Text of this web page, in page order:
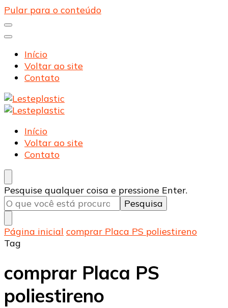
Pular para o conteúdo
Início
Voltar ao site
Contato
Lesteplastic
Blog – Lesteplastic
Lesteplastic
Blog – Lesteplastic
Início
Voltar ao site
Contato
Procurando
algo?
Pesquise qualquer coisa e pressione Enter.
Página inicial comprar Placa PS poliestireno
Tag
comprar Placa PS
poliestireno